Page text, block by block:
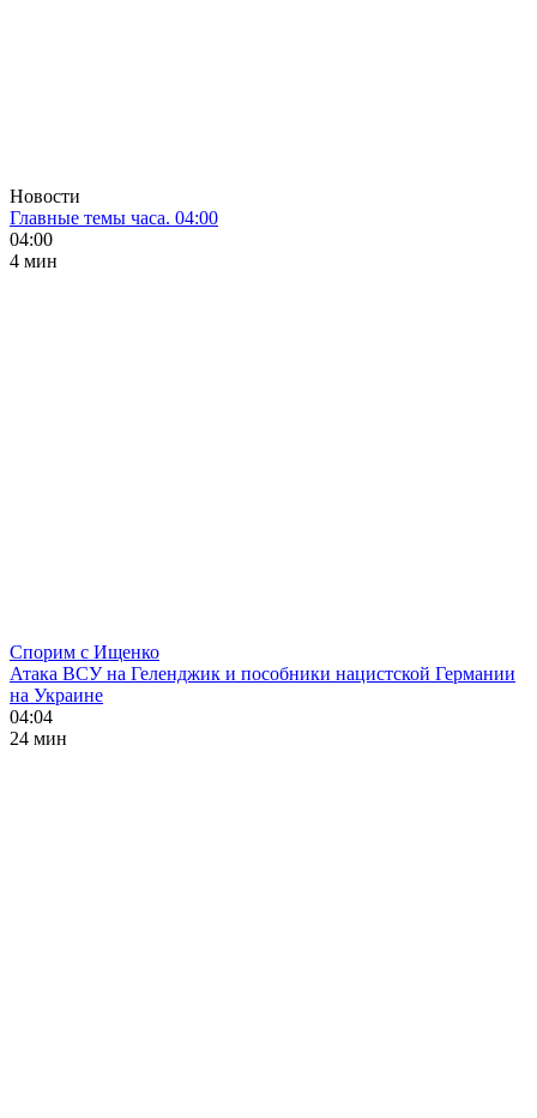
Новости
Главные темы часа. 04:00
04:00
4 мин
Спорим с Ищенко
Атака ВСУ на Геленджик и пособники нацистской Германии
на Украине
04:04
24 мин